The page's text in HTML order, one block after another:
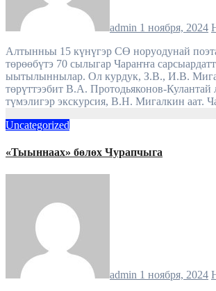
admin 1 ноября, 2024
Алтынньы 15 күнүгэр СӨ норуодунай поэта И.В. Мигалкин
төрөөбүтэ 70 сылыгар Чараҥҥа
ыытылыннылар. Ол курдук, З.В., И.В.
төрүттээбит В.А. Протодьяконов-Кулантай
түмэлигэр экскурсия, В.Н. Мигалкин аат.
Uncategorized
«Тыыннаах» бөлөх Чурапчыга
admin 1 ноября, 2024